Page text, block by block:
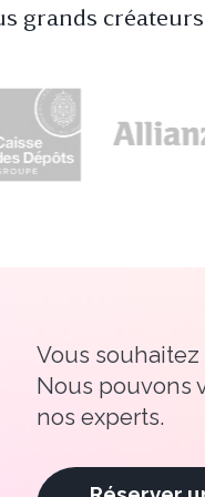
grands
Vous
Nous pouvons
nos experts.